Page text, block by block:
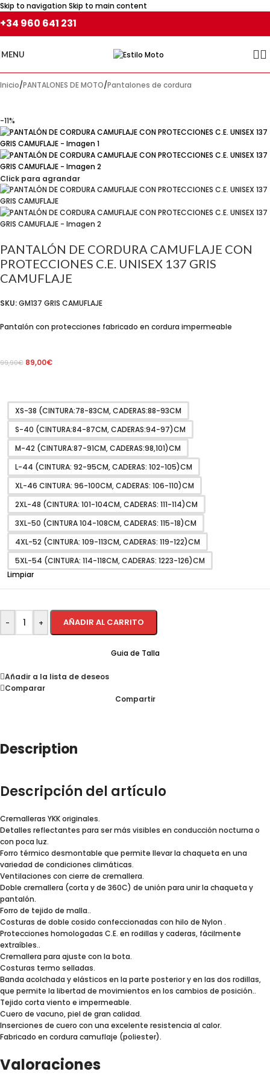
Skip to navigationSkip to main content
+34 960 641 231
MENU
Inicio/PANTALONES DE MOTO/Pantalones de cordura
-11%
Click para agrandar
PANTALÓN DE CORDURA CAMUFLAJE CON
PROTECCIONES C.E. UNISEX 137 GRIS
CAMUFLAJE
SKU:GM137 GRIS CAMUFLAJE
Pantalón con protecciones fabricado en cordura impermeable
99,90€ 89,00€
XS-38 (CINTURA:78-83CM, CADERAS:88-93CM
S-40 (CINTURA:84-87CM, CADERAS:94-97)CM
M-42 (CINTURA:87-91CM, CADERAS:98,101)CM
L-44 (CINTURA: 92-95CM, CADERAS: 102-105)CM
XL-46 CINTURA: 96-100CM, CADERAS: 106-110)CM
2XL-48 (CINTURA: 101-104CM, CADERAS: 111-114)CM
3XL-50 (CINTURA 104-108CM, CADERAS: 115-18)CM
4XL-52 (CINTURA: 109-113CM, CADERAS: 119-122)CM
5XL-54 (CINTURA: 114-118CM, CADERAS: 1223-126)CM
Limpiar
- + AÑADIR AL CARRITO
Guia de Talla
Añadir a la lista de deseos
Comparar
Compartir
Description
Descripción del artículo
Cremalleras YKK originales.
Detalles reflectantes para ser más visibles en conducción nocturna o
con poca luz.
Forro térmico desmontable que permite llevar la chaqueta en una
variedad de condiciones climáticas.
Ventilaciones con cierre de cremallera.
Doble cremallera (corta y de 360C) de unión para unir la chaqueta y
pantalón.
Forro de tejido de malla..
Costuras de doble cosido confeccionadas con hilo de Nylon .
Protecciones homologadas C.E. en rodillas y caderas, fácilmente
extraíbles..
Cremallera para ajuste con la bota.
Costuras termo selladas.
Banda acolchada y elásticos en la parte posterior y en las dos rodillas,
que permite la libertad de movimientos en los cambios de posición..
Tejido corta viento e impermeable.
Cuero de vacuno, piel de gran calidad.
Inserciones de cuero con una excelente resistencia al calor.
Fabricado en cordura camuflaje (poliester).
Valoraciones